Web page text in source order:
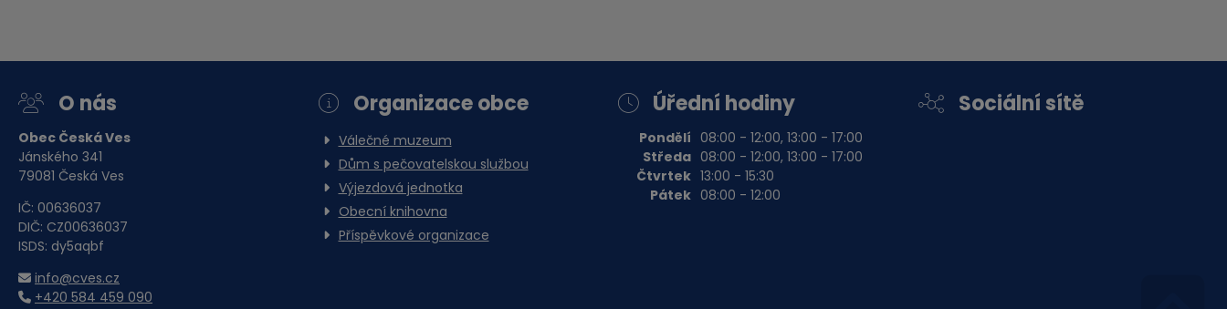
O nás
Obec Česká Ves
Jánského 341
79081 Česká Ves
IČ: 00636037
DIČ: CZ00636037
ISDS: dy5aqbf
info@cves.cz
+420 584 459 090
Organizace obce
Válečné muzeum
Dům s pečovatelskou službou
Výjezdová jednotka
Obecní knihovna
Příspěvkové organizace
Úřední hodiny
Pondělí
Středa
Čtvrtek
Pátek
08:00 - 12:00, 13:00 - 17:00
08:00 - 12:00, 13:00 - 17:00
13:00 - 15:30
08:00 - 12:00
Sociální sítě